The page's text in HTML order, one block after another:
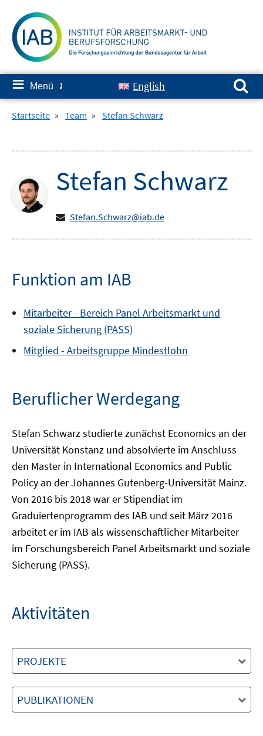
zum
Inhalt
≡ Menü ✘ English
Suchen nach:
Startseite » Team » Stefan Schwarz
Stefan Schwarz
Stefan.Schwarz@iab.de
Funktion am IAB
Mitarbeiter - Bereich Panel Arbeitsmarkt und
soziale Sicherung (PASS)
Mitglied - Arbeitsgruppe Mindestlohn
Beruflicher Werdegang
Stefan Schwarz studierte zunächst Economics an der
Universität Konstanz und absolvierte im Anschluss
den Master in International Economics and Public
Policy an der Johannes Gutenberg-Universität Mainz.
Von 2016 bis 2018 war er Stipendiat im
Graduiertenprogramm des IAB und seit März 2016
arbeitet er im IAB als wissenschaftlicher Mitarbeiter
im Forschungsbereich Panel Arbeitsmarkt und soziale
Sicherung (PASS).
Aktivitäten
PROJEKTE
PUBLIKATIONEN